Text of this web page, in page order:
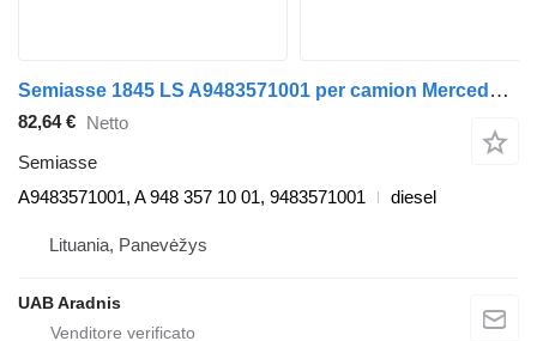
Semiasse 1845 LS A9483571001 per camion Mercedes-Benz ACTROS MP4
82,64 € Netto
Semiasse
A9483571001, A 948 357 10 01, 9483571001
diesel
Lituania, Panevėžys
UAB Aradnis